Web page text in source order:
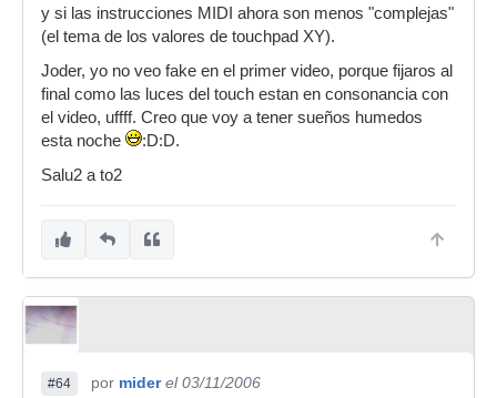
y si las instrucciones MIDI ahora son menos "complejas"
(el tema de los valores de touchpad XY).
Joder, yo no veo fake en el primer video, porque fijaros al
final como las luces del touch estan en consonancia con
el video, uffff. Creo que voy a tener sueños humedos
esta noche
:D:D.
Salu2 a to2
#64 por mider el 03/11/2006